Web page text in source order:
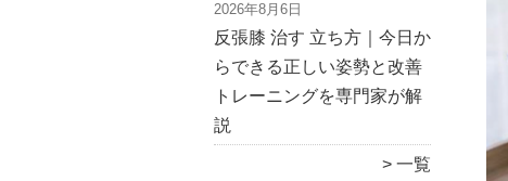
2026年8月6日
反張膝 治す 立ち方｜今日か
らできる正しい姿勢と改善
トレーニングを専門家が解
説
一覧